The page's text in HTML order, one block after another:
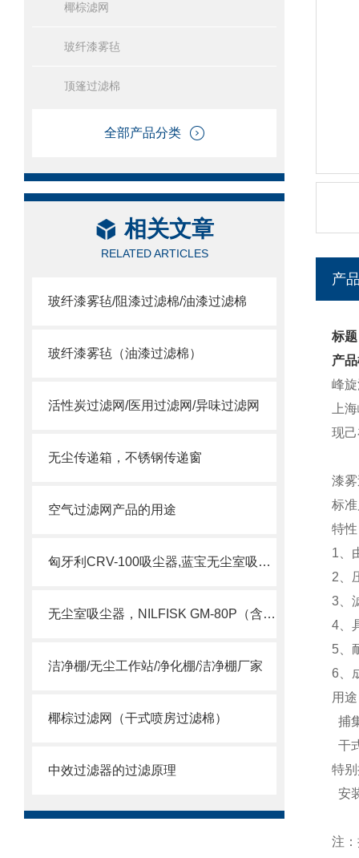
椰棕滤网
玻纤漆雾毡
顶篷过滤棉
全部产品分类
相关文章
RELATED ARTICLES
玻纤漆雾毡/阻漆过滤棉/油漆过滤棉
玻纤漆雾毡（油漆过滤棉）
活性炭过滤网/医用过滤网/异味过滤网
无尘传递箱，不锈钢传递窗
空气过滤网产品的用途
匈牙利CRV-100吸尘器,蓝宝无尘室吸尘器
无尘室吸尘器，NILFISK GM-80P（含HEPA）
洁净棚/无尘工作站/净化棚/洁净棚厂家
椰棕过滤网（干式喷房过滤棉）
中效过滤器的过滤原理
产
标
产
峰
上
现
漆
标
特
1、
2、
3、
4、
5、
6、
用
捕
干
特
安
注